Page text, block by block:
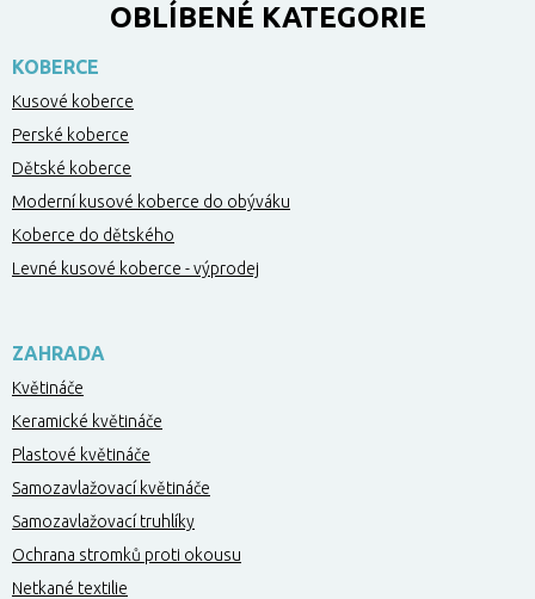
OBLÍBENÉ KATEGORIE
KOBERCE
Kusové koberce
Perské koberce
Dětské koberce
Moderní kusové koberce do obýváku
Koberce do dětského
Levné kusové koberce - výprodej
ZAHRADA
Květináče
Keramické květináče
Plastové květináče
Samozavlažovací květináče
Samozavlažovací truhlíky
Ochrana stromků proti okousu
Netkané textilie